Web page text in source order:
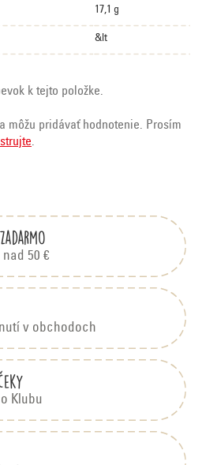
17,1 g
&lt
k tejto položke.
môžu pridávať hodnotenie. Prosím
.
50 €
v obchodoch
Klubu